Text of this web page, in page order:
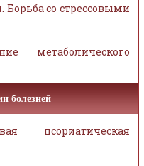
со стрессовыми
метаболического
болезней
псориатическая